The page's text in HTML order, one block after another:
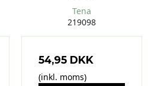
Tena
219098
54,95 DKK
(inkl. moms)